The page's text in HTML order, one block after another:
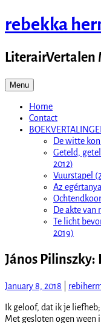
to
rebekka
LiterairVertalen
Menu
Home
Contact
De witte
Geteld,
2012)
Vuurstapel
Az
De akte van
Te licht
2019)
János Pilinszky:
January 8, 2018
Ik geloof, dat ik je liefheb;
Met gesloten ogen ween